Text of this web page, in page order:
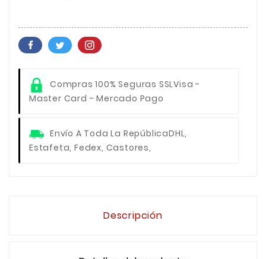
Compras 100% Seguras SSLVisa -
Master Card - Mercado Pago
Envío A Toda La RepúblicaDHL,
Estafeta, Fedex, Castores,
Descripción